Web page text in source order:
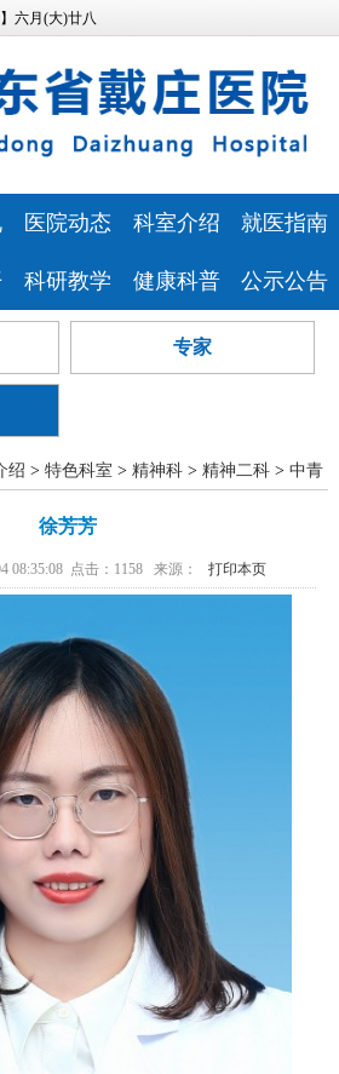
六月(大)廿八
医院动态
医院新闻
媒体报道
科室介绍
特色科室
心理健康中
心
医技科室
就医指南
专家风采
预约挂号
医院布局
异地就医
科研教学
继续教育
研究生培养
员会
国家药物临
床试验
精准医学实
验室
健康科普
健康科普
讲座报告
心理云讲堂
公示公告
人事招聘
告
招标采购
专家
绍 > 特色科室 > 精神科> 精神二科> 中青
徐芳芳
08:35:08 点击： 1158 来源：打印本页